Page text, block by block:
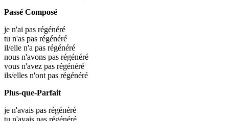
Passé Composé
je n'ai pas régénéré
tu n'as pas régénéré
il/elle n'a pas régénéré
nous n'avons pas régénéré
vous n'avez pas régénéré
ils/elles n'ont pas régénéré
Plus-que-Parfait
je n'avais pas régénéré
tu n'avais pas régénéré